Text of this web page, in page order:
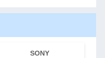
SONY